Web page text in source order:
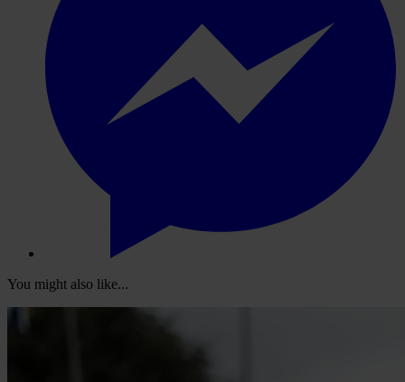
You might also like...